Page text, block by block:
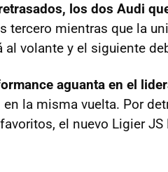
los dos Audi
tercero mientras que la
al volante y el siguiente
aguanta en el
la misma vuelta. Por
el nuevo Ligier JS